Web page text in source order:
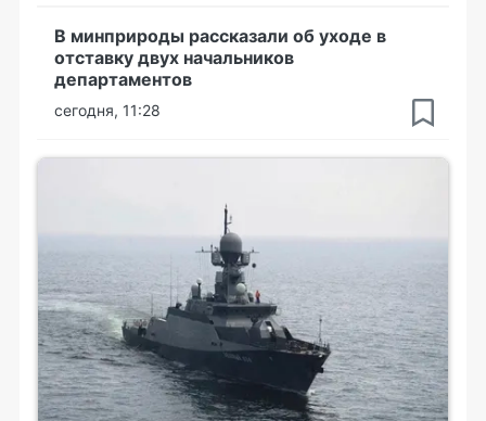
В минприроды рассказали об уходе в
отставку двух начальников
департаментов
сегодня, 11:28